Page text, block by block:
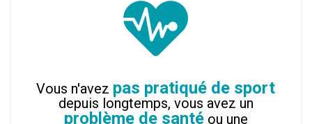
Vous n'avez pas pratiqué de sport
depuis longtemps, vous avez un
problème de santéou une